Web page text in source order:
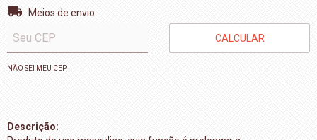
Entregas para o CEP:
Meios de envio
CALCULAR
NÃO SEI MEU CEP
Descrição: